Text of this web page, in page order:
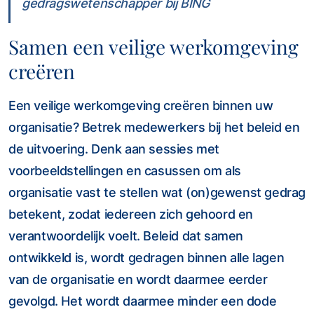
gedragswetenschapper bij BING
Samen een veilige werkomgeving
creëren
Een veilige werkomgeving creëren binnen uw
organisatie? Betrek medewerkers bij het beleid en
de uitvoering. Denk aan sessies met
voorbeeldstellingen en casussen om als
organisatie vast te stellen wat (on)gewenst gedrag
betekent, zodat iedereen zich gehoord en
verantwoordelijk voelt. Beleid dat samen
ontwikkeld is, wordt gedragen binnen alle lagen
van de organisatie en wordt daarmee eerder
gevolgd. Het wordt daarmee minder een dode